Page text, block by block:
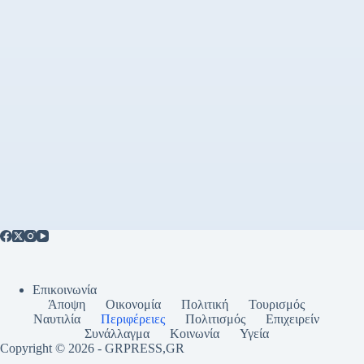
Επικοινωνία
Άποψη
Οικονομία Πολιτική
Τουρισμός
Ναυτιλία
Περιφέρειες Πολιτισμός
Επιχειρείν
Συνάλλαγμα
Κοινωνία
Υγεία
Copyright © 2026 - GRPRESS,GR